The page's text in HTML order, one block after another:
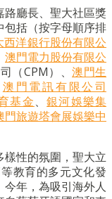
路廳長、聖大社區獎
包括（按字母順序排
西洋銀行股份有限公
澳門電力股份有限公
（CPM）、澳門生
澳門電訊有限公司
基金、銀河娛樂集
門旅遊塔會展娛樂中
性的氛圍，聖大立
教育的多元文化發
年，為吸引海外人